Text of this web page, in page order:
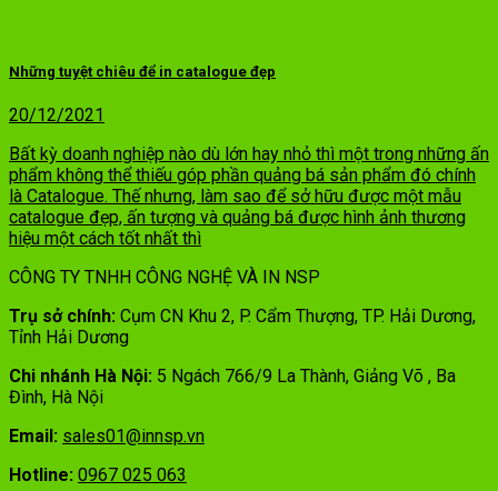
Những tuyệt chiêu để in catalogue đẹp
20/12/2021
Bất kỳ doanh nghiệp nào dù lớn hay nhỏ thì một trong những ấn
phẩm không thể thiếu góp phần quảng bá sản phẩm đó chính
là Catalogue. Thế nhưng, làm sao để sở hữu được một mẫu
catalogue đẹp, ấn tượng và quảng bá được hình ảnh thương
hiệu một cách tốt nhất thì
CÔNG TY TNHH CÔNG NGHỆ VÀ IN NSP
Trụ sở chính: Cụm CN Khu 2, P. Cẩm Thượng, TP. Hải Dương,
Tỉnh Hải Dương
Chi nhánh Hà Nội: 5 Ngách 766/9 La Thành, Giảng Võ , Ba
Đình, Hà Nội
Email: sales01@innsp.vn
Hotline: 0967 025 063